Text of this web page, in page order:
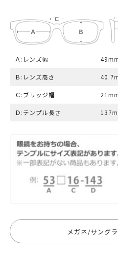
Ａ:レンズ幅
Ｂ:レンズ高さ
Ｃ:ブリッジ幅
Ｄ:テンプル長さ
メガネ/サング